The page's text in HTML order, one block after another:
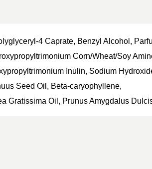
4 Caprate, Benzyl Alcohol,
Corn/Wheat/Soy
Inulin, Sodium
Seed Oil, Beta-caryophyllene,
Gratissima Oil, Prunus Amygdalus